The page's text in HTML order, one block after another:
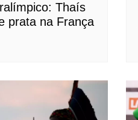
Thaís
prata na França